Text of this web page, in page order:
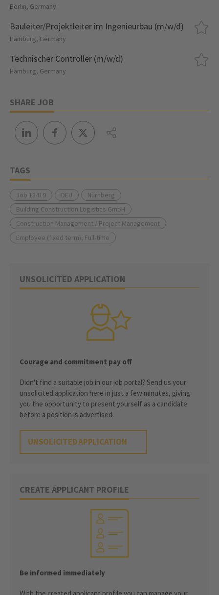
Berlin, Germany
Bauleiter/Projektleiter im Ingenieurbau (m/w/d)
Hamburg, Germany
Technischer Controller (m/w/d)
Hamburg, Germany
SHARE JOB
TAGS
Job 13419 DEU
Nürnberg
Building Construction Logistics GmbH
Construction Management / Project Management
Employee (fixed term), Full-time
UNSOLICITED APPLICATION
Courage and commitment pay off
Didn't find a suitable job in our job portal? Send us your
unsolicited application here in just a few minutes, giving
you the opportunity to present yourself as a candidate
before a position is advertised.
UNSOLICITED APPLICATION
CREATE APPLICANT PROFILE
Be informed immediately